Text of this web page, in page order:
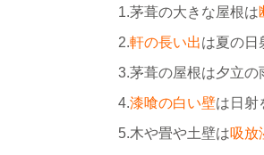
1.茅葺の大きな屋根は
2.軒の長い出は夏の日
3.茅葺の屋根は夕立の
4.漆喰の白い壁は日射
5.木や畳や土壁は吸放